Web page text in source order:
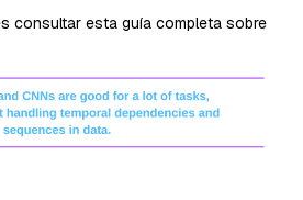
consultar esta guía completa sobre